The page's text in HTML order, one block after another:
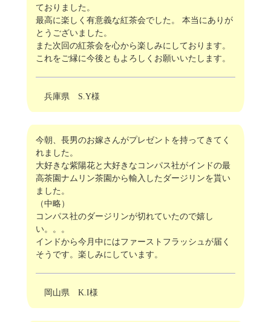
ておりました。
最高に楽しく有意義な紅茶会でした。 本当にありが
とうございました。
また次回の紅茶会を心から楽しみにしております。
これをご縁に今後ともよろしくお願いいたします。
兵庫県 S.Y様
今朝、長男のお嫁さんがプレゼントを持ってきてく
れました。
大好きな紫陽花と大好きなコンパス社がインドの最
高茶園ナムリン茶園から輸入したダージリンを貰い
ました。
（中略）
コンパス社のダージリンが切れていたので嬉し
い。。。
インドから今月中にはファーストフラッシュが届く
そうです。楽しみにしています。
岡山県 K.I様